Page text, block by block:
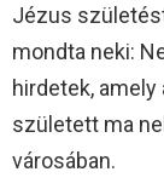
Jézus
mondta neki:
hirdetek,
született ma
városában.